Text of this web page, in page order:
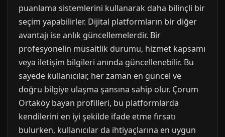
puanlama sistemlerini kullanarak daha bilinçli bir
seçim yapabilirler. Dijital platformların bir diğer
avantajı ise anlık güncellemelerdir. Bir
profesyonelin müsaitlik durumu, hizmet kapsamı
veya iletişim bilgileri anında güncellenebilir. Bu
sayede kullanıcılar, her zaman en güncel ve
doğru bilgiye ulaşma şansına sahip olur. Çorum
Ortaköy bayan profilleri, bu platformlarda
kendilerini en iyi şekilde ifade etme fırsatı
bulurken, kullanıcılar da ihtiyaçlarına en uygun